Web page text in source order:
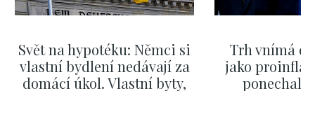
Svět na hypotéku: Němci si
vlastní bydlení nedávají za
domácí úkol. Vlastní byty,
Trh vnímá
jako
ponechali